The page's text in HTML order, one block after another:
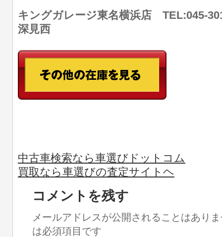
キングガレージ東名横浜店 TEL:045-
深見西
中古車検索なら車選びドットコム
買取なら車選びの査定サイトヘ
コメントを残す
メールアドレスが公開されることはあり
は必須項目です